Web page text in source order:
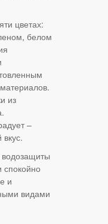
цветах:
белом
из
–
спокойно
и
видами